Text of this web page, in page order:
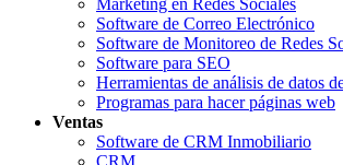
Marketing en Redes Sociales
Software de Correo Electrónico
Software de Monitoreo de Redes
Software para SEO
Herramientas de análisis de datos
Programas para hacer páginas web
Ventas
Software de CRM Inmobiliario